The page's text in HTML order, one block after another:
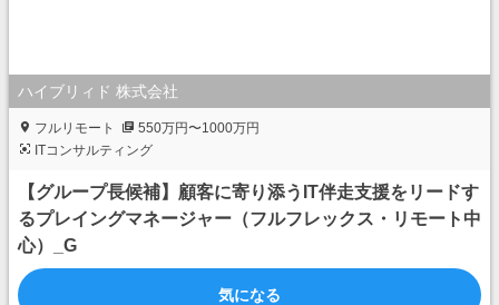
ハイブリィド 株式会社
フルリモート
550万円〜1000万円
ITコンサルティング
【グループ長候補】顧客に寄り添うIT伴走支援をリードす
るプレイングマネージャー（フルフレックス・リモート中
心）_G
気になる